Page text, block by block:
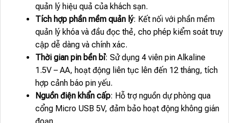
quản lý hiệu quả của khách sạn.
Tích hợp phần mềm quản lý: Kết nối với phần mềm
quản lý khóa và đầu đọc thẻ, cho phép kiểm soát truy
cập dễ dàng và chính xác.
Thời gian pin bền bỉ: Sử dụng 4 viên pin Alkaline
1.5V – AA, hoạt động liên tục lên đến 12 tháng, tích
hợp cảnh báo pin yếu.
Nguồn điện khẩn cấp: Hỗ trợ nguồn dự phòng qua
cổng Micro USB 5V, đảm bảo hoạt động không gián